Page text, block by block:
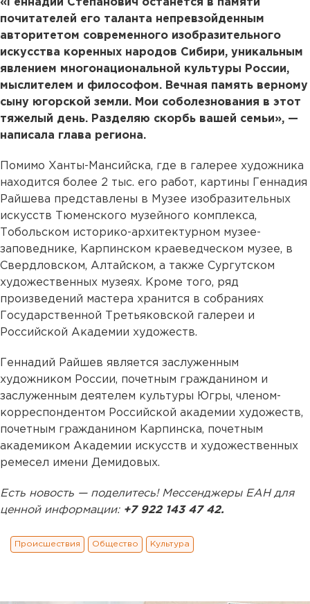
«Геннадий Степанович останется в памяти
почитателей его таланта непревзойденным
авторитетом современного изобразительного
искусства коренных народов Сибири, уникальным
явлением многонациональной культуры России,
мыслителем и философом. Вечная память верному
сыну югорской земли. Мои соболезнования в этот
тяжелый день. Разделяю скорбь вашей семьи», —
написала глава региона.
Помимо Ханты-Мансийска, где в галерее художника
находится более 2 тыс. его работ, картины Геннадия
Райшева представлены в Музее изобразительных
искусств Тюменского музейного комплекса,
Тобольском историко-архитектурном музее-
заповеднике, Карпинском краеведческом музее, в
Свердловском, Алтайском, а также Сургутском
художественных музеях. Кроме того, ряд
произведений мастера хранится в собраниях
Государственной Третьяковской галереи и
Российской Академии художеств.
Геннадий Райшев является заслуженным
художником России, почетным гражданином и
заслуженным деятелем культуры Югры, членом-
корреспондентом Российской академии художеств,
почетным гражданином Карпинска, почетным
академиком Академии искусств и художественных
ремесел имени Демидовых.
Есть новость — поделитесь! Мессенджеры ЕАН для
ценной информации: +7 922 143 47 42.
Происшествия Общество Культура